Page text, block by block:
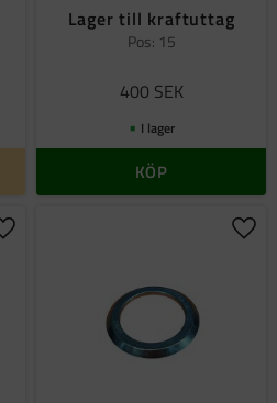
Lager till kraftuttag
Pos: 15
400 SEK
I lager
KÖP
Lägg till i favoriter